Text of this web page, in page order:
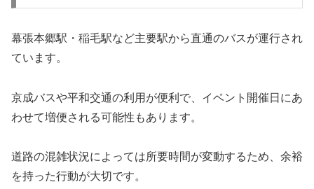
幕張本郷駅・稲毛駅など主要駅から直通のバスが運行され
ています。
京成バスや平和交通の利用が便利で、イベント開催日にあ
わせて増便される可能性もあります。
道路の混雑状況によっては所要時間が変動するため、余裕
を持った行動が大切です。